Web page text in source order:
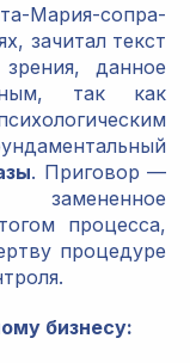
Мария-сопра-
зачитал текст
данное
так как
. Приговор —
замененное
процесса,
процедуре
бизнесу: